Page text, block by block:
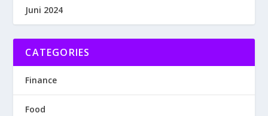
Juni 2024
CATEGORIES
Finance
Food